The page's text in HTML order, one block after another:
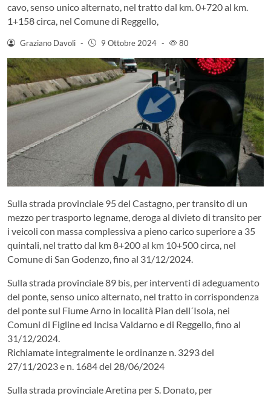
cavo, senso unico alternato, nel tratto dal km. 0+720 al km.
1+158 circa, nel Comune di Reggello,
Graziano Davoli - 9 Ottobre 2024 - 80
Sulla strada provinciale 95 del Castagno, per transito di un
mezzo per trasporto legname, deroga al divieto di transito per
i veicoli con massa complessiva a pieno carico superiore a 35
quintali, nel tratto dal km 8+200 al km 10+500 circa, nel
Comune di San Godenzo, fino al 31/12/2024.
Sulla strada provinciale 89 bis, per interventi di adeguamento
del ponte, senso unico alternato, nel tratto in corrispondenza
del ponte sul Fiume Arno in località Pian dell´Isola, nei
Comuni di Figline ed Incisa Valdarno e di Reggello, fino al
31/12/2024.
Richiamate integralmente le ordinanze n. 3293 del
27/11/2023 e n. 1684 del 28/06/2024
Sulla strada provinciale Aretina per S. Donato, per